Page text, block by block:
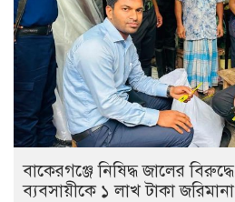
বাকেরগঞ্জে নিষিদ্ধ জালের
ব্যবসায়ীকে ১ লাখ টাকা জরিমানা